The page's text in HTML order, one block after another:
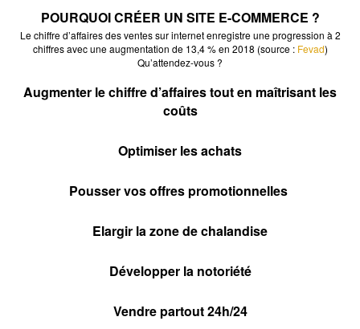
POURQUOI CRÉER UN SITE E-COMMERCE ?
Le chiffre d’affaires des ventes sur internet enregistre une progression à 2
chiffres avec une augmentation de 13,4 % en 2018 (source : Fevad)
Qu’attendez-vous ?
Augmenter le chiffre d’affaires tout en maîtrisant les
coûts
Optimiser les achats
Pousser vos offres promotionnelles
Elargir la zone de chalandise
Développer la notoriété
Vendre partout 24h/24